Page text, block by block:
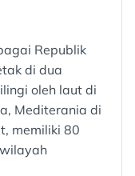
Republik
di dua
oleh laut di
Mediterania di
memiliki 80